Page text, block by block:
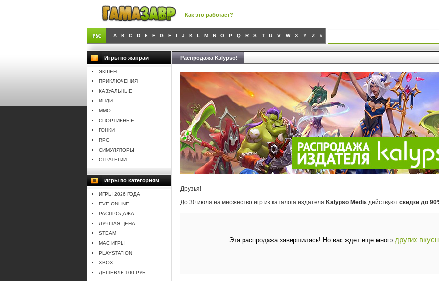
Как это работает?
A B C D E F G H I J K L M N O P Q R S T U V W X Y Z #
Игры по жанрам
ЭКШЕН
ПРИКЛЮЧЕНИЯ
КАЗУАЛЬНЫЕ
ИНДИ
MMO
СПОРТИВНЫЕ
ГОНКИ
RPG
СИМУЛЯТОРЫ
СТРАТЕГИИ
Игры по категориям
ИГРЫ 2026 ГОДА
EVE ONLINE
РАСПРОДАЖА
ЛУЧШАЯ ЦЕНА
STEAM
MAC ИГРЫ
PLAYSTATION
XBOX
ДЕШЕВЛЕ 100 РУБ
Распродажа Kalypso!
Друзья!
До 30 июля на множество игр из каталога издателя Kalypso Media действуют скидки до
Эта распродажа завершилась! Но вас ждет еще много других